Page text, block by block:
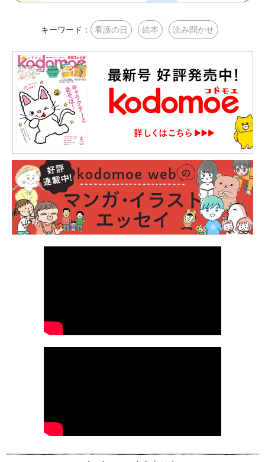
キーワード： 看護の日 絵本 読み聞かせ